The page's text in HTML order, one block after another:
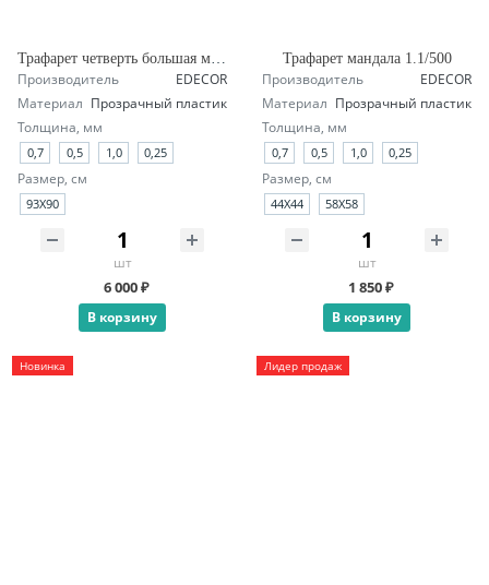
Производитель
EDECOR
Материал Прозрачный пластик
Толщина, мм
0,7 0,5 1,0 0,25
Размер, см
93X90
шт
6 000 ₽
В корзину
Трафарет мандала 1.1/500
Производитель
EDECOR
Материал Прозрачный пластик
Толщина, мм
0,7 0,5 1,0 0,25
Размер, см
44X44 58X58
шт
1 850 ₽
В корзину
Новинка Лидер продаж